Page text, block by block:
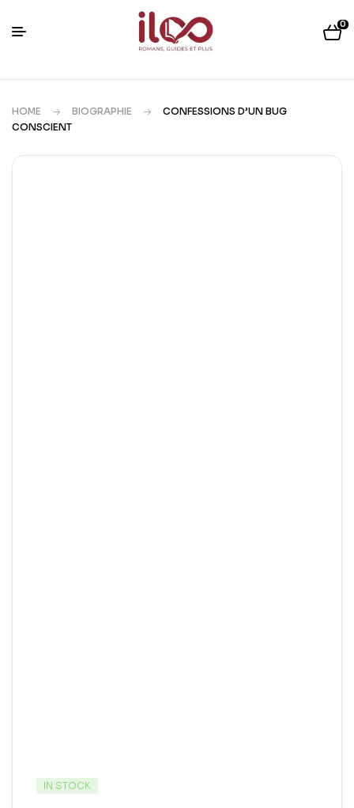
0
HOME BIOGRAPHIE
CONFESSIONS D’UN BUG
CONSCIENT
IN STOCK